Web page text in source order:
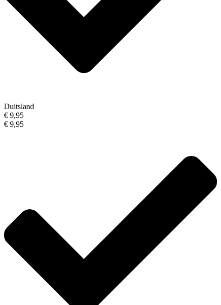
Duitsland
€ 9,95
€ 9,95